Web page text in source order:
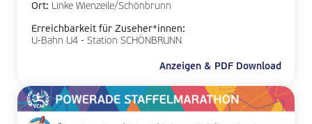
Ort: Linke Wienzeile/Schönbrunn
Erreichbarkeit für Zuseher*innen:
U-Bahn U4 - Station SCHÖNBRUNN
Anzeigen & PDF Download